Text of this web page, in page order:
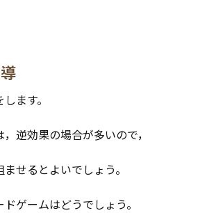
ます。
逆効果の場合が多いので，
せるとよいでしょう。
ゲームはどうでしょう。